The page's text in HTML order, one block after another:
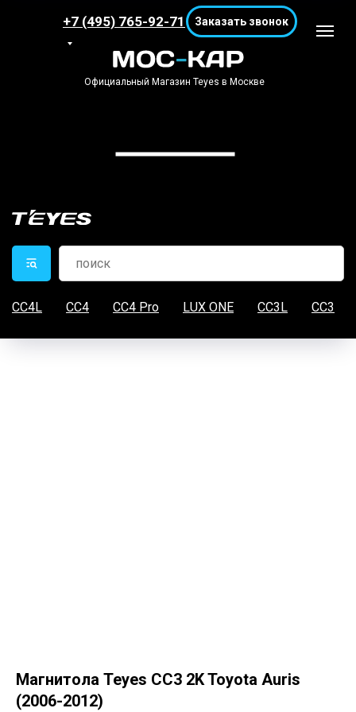
Официальный Магазин Teyes в Москве
+7 (495) 765-92-71 Заказать звонок
CC4L CC4 CC4 Pro LUX ONE CC3L CC3
Магнитола Teyes CC3 2K Toyota Auris
(2006-2012)